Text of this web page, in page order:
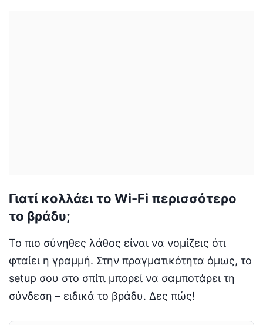
Γιατί κολλάει το Wi-Fi περισσότερο
το βράδυ;
Το πιο σύνηθες λάθος είναι να νομίζεις ότι
φταίει η γραμμή. Στην πραγματικότητα όμως, το
setup σου στο σπίτι μπορεί να σαμποτάρει τη
σύνδεση – ειδικά το βράδυ. Δες πώς!